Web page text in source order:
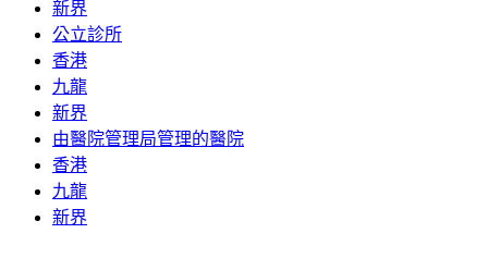
新界
公立診所
香港
九龍
新界
由醫院管理局管理的醫院
香港
九龍
新界